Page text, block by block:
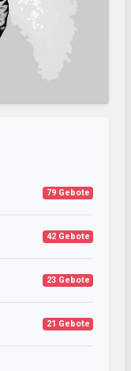
79 Gebote
42 Gebote
23 Gebote
21 Gebote